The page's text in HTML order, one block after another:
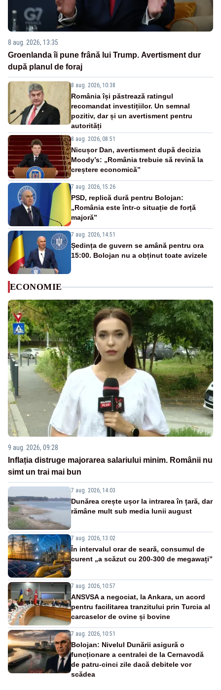
8 aug. 2026, 13:35
Groenlanda îi pune frână lui Trump. Avertisment dur
după planul de foraj
8 aug. 2026, 10:38
România își păstrează ratingul
recomandat investițiilor. Un semnal
pozitiv, dar și un avertisment pentru
autorități
8 aug. 2026, 08:51
Nicușor Dan, avertisment după decizia
Moody’s: „România trebuie să revină la
creștere economică”
7 aug. 2026, 15:26
PSD, replică dură pentru Bolojan:
„România este într-o situație de forță
majoră”
7 aug. 2026, 14:51
Ședința de guvern se amână pentru ora
15:00. Bolojan nu a obținut toate avizele
ECONOMIE
9 aug. 2026, 09:28
Inflația distruge majorarea salariului minim. Românii nu
simt un trai mai bun
7 aug. 2026, 14:03
Dunărea crește ușor la intrarea în țară, dar
rămâne mult sub media lunii august
7 aug. 2026, 13:02
În intervalul orar de seară, consumul de
curent „a scăzut cu 200-300 de megawați”
7 aug. 2026, 10:57
ANSVSA a negociat, la Ankara, un acord
pentru facilitarea tranzitului prin Turcia al
carcaselor de ovine și bovine
7 aug. 2026, 10:51
Bolojan: Nivelul Dunării asigură o
funcționare a centralei de la Cernavodă
de patru-cinci zile dacă debitele vor
scădea